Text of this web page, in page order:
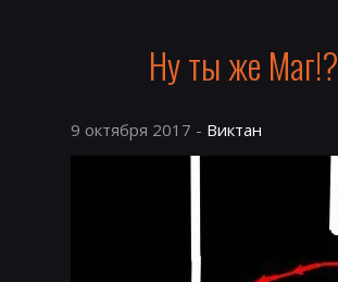
Ну ты же Маг!?
9 октября 2017 - Виктан